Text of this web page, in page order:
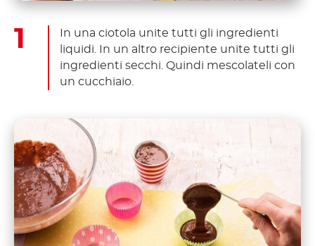
In una ciotola unite tutti gli ingredienti
liquidi. In un altro recipiente unite tutti gli
ingredienti secchi. Quindi mescolateli con
un cucchiaio.